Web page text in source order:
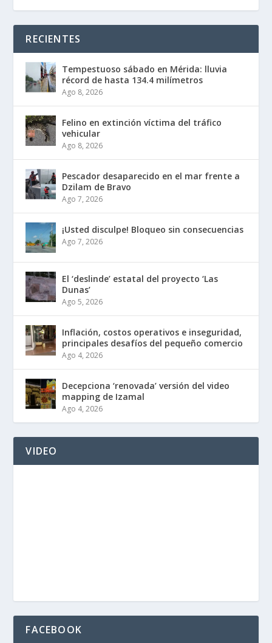
RECIENTES
Tempestuoso sábado en Mérida: lluvia
récord de hasta 134.4 milímetros
Ago 8, 2026
Felino en extinción víctima del tráfico
vehicular
Ago 8, 2026
Pescador desaparecido en el mar frente a
Dzilam de Bravo
Ago 7, 2026
¡Usted disculpe! Bloqueo sin consecuencias
Ago 7, 2026
El ‘deslinde’ estatal del proyecto ‘Las
Dunas’
Ago 5, 2026
Inflación, costos operativos e inseguridad,
principales desafíos del pequeño comercio
Ago 4, 2026
Decepciona ‘renovada’ versión del video
mapping de Izamal
Ago 4, 2026
VIDEO
FACEBOOK